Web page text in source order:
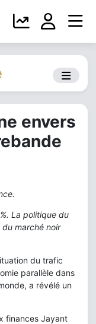
envers
La politique du
marché noir
du trafic
parallèle dans
a révélé un
finances Jayant